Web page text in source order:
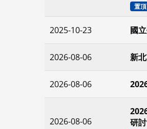
置頂
2025-10-23 國
2026-08-06 新
2026-08-06
2026-08-06
研